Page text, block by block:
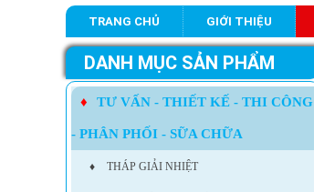
TRANG CHỦ GIỚI THIỆU
DANH MỤC SẢN PHẨM
♦ TƯ VẤN - THIẾT KẾ - THI CÔNG
- PHÂN PHỐI - SỮA CHỮA
♦ THÁP GIẢI NHIỆT